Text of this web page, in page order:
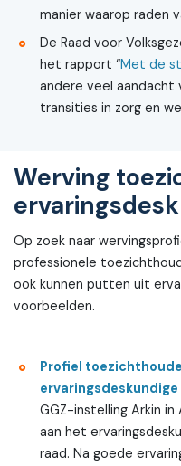
manier waarop raden
De Raad voor
het rapport “Met de
andere veel aandacht
transities in zorg en
Werving
Op zoek naar
professionele
ook kunnen putten uit
voorbeelden.
Profiel
ervaringsdeskundige
GGZ-instelling Arkin
aan het
raad. Na goede